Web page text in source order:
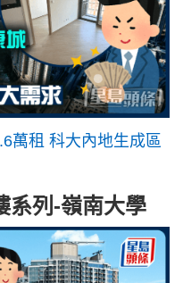
萬租 科大內地生成區
系列-嶺南大學